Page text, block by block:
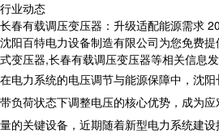
行业动态
长春有载调压变压器：升级适配能源需求
沈阳百特电力设备制造有限公司为您免费提
式变压器,长春有载调压变压器等相关信息
在电力系统的电压调节与能源保障中，沈阳
带负荷状态下调整电压的核心优势，成为
量的关键设备，近期随着新型电力系统建